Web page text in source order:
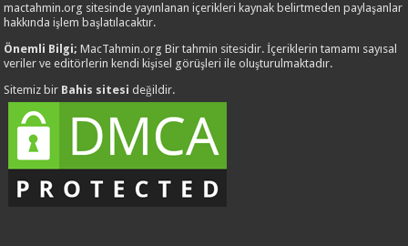
mactahmin.org sitesinde yayınlanan içerikleri kaynak belirtmeden paylaşanlar
hakkında işlem başlatılacaktır.
Önemli Bilgi;MacTahmin.org Bir tahmin sitesidir. İçeriklerin tamamı sayısal
veriler ve editörlerin kendi kişisel görüşleri ile oluşturulmaktadır.
Sitemiz bir Bahis sitesi değildir.